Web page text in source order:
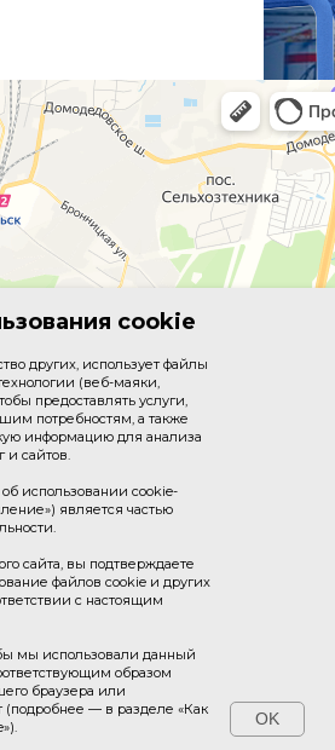
машиностроительный завод, АО
права защищены.
cookie
других, использует файлы
(веб-маяки,
предоставлять услуги,
потребностям, а также
информацию для анализа
и сайтов.
использовании cookie-
является частью
сайта, вы подтверждаете
файлов cookie и других
с настоящим
мы использовали данный
образом
браузера или
(подробнее — в разделе «Как
OK